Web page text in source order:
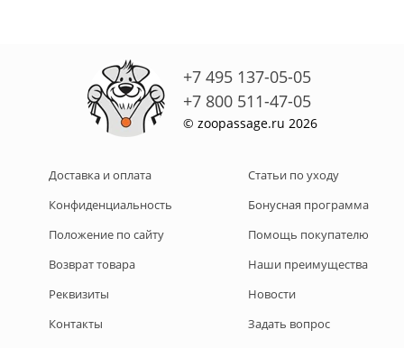
+7 495 137-05-05
+7 800 511-47-05
© zoopassage.ru 2026
Доставка и оплата
Конфиденциальность
Положение по сайту
Возврат товара
Реквизиты
Контакты
Статьи по уходу
Бонусная программа
Помощь покупателю
Наши преимущества
Новости
Задать вопрос